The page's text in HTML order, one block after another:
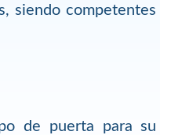
siendo competentes
de puerta para su